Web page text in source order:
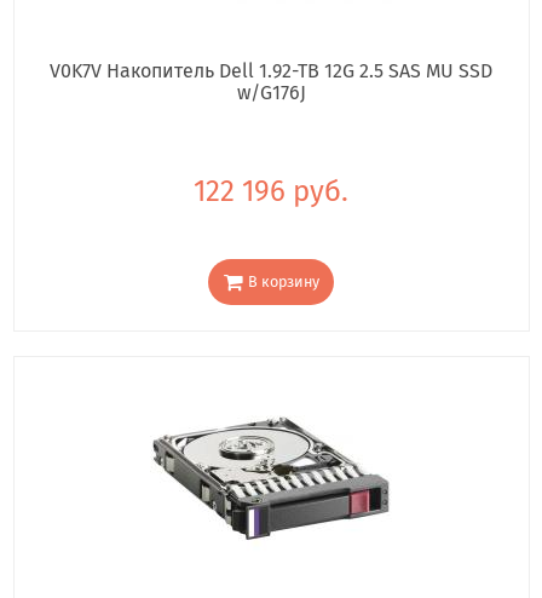
V0K7V Накопитель Dell 1.92-TB 12G 2.5 SAS MU SSD
w/G176J
122 196 руб.
В корзину